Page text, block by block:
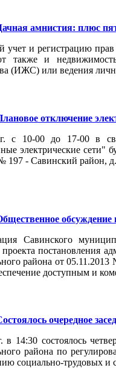
амнистия: плюс
учет и регистрацию
также и
(ИЖС) или ведения
отключение
с 10-00 до 17-00 в
электрические сети"
197 - Савинский район,
обсуждение
Савинского
постановления
района от
доступным и
очередное
в 14:30 состоялось
района по
социально-трудовых